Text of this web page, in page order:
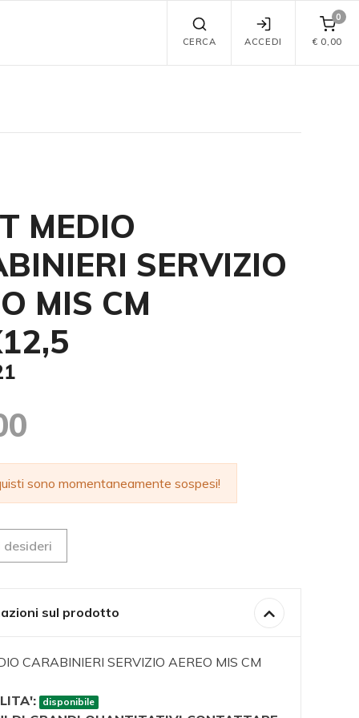
CERCA ACCEDI
0
€ 0,00
MEDIO
SERVIZIO
MIS CM
sono momentaneamente sospesi!
desideri
sul prodotto
CARABINIERI SERVIZIO AEREO MIS CM
disponibile